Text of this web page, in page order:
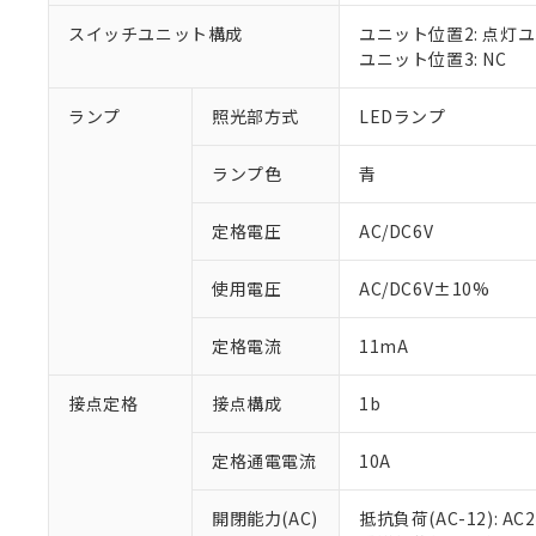
スイッチユニット構成
ユニット位置2: 点灯
ユニット位置3: NC
ランプ 照光部方式 LEDランプ
ランプ色 青
定格電圧 AC/DC6V
使用電圧 AC/DC6V±10%
定格電流 11mA
接点定格 接点構成 1b
定格通電電流 10A
開閉能力(AC)
抵抗負荷(AC-12):
ご利用条件
本サービス
くものです。
当社制御機
在庫状況お
当社販売員
在庫状況お
ている必要
対応済み：EU
対応予定：EU
対応予定なし：
非該当品：ライセ
仕入先様の事情に
*EU RoHS指令（10物質
鉛(Pb) 1000ppm以下、
六価クロム(Cr(Ⅵ))
フタル酸ビス(2-エチル
ル（DBP） 1000ppm
但し、RoHS指令で産業
フタル酸エステル類の
※2 対応予定月
部品在庫の切り替
※1 中国
「×」：最大均質
「－」：未確認で
Pb(鉛) :1000ppm、 Hg(
DEHP(フタル酸ビス(2-
「ｅ」：有害物質
「10」：通常の使
味します。
当社は、こ
う）を輸出
などの必要
当社は規制
たしません。
記
号
○ 一定数
△ 一定数
－
在庫な
空
受注生